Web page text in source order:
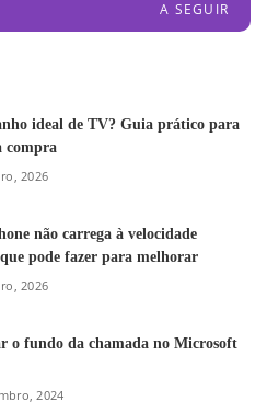
A SEGUIR
ideal de TV? Guia prático para
compra
2026
não carrega à velocidade
pode fazer para melhorar
2026
o fundo da chamada no Microsoft
2024